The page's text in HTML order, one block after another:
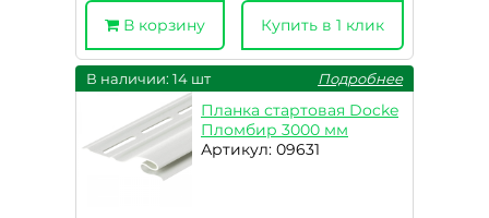
В корзину Купить в 1 клик
В наличии: 14 шт Подробнее
Планка стартовая Docke
Пломбир 3000 мм
Артикул: 09631